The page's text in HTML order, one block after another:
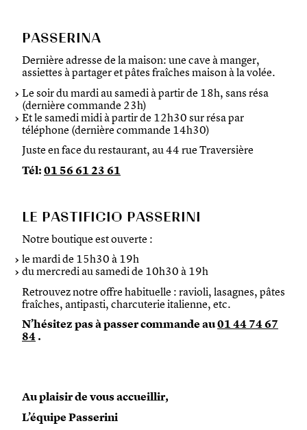
PASSERINA
Dernière adresse de la maison: une cave à manger,
assiettes à partager et pâtes fraîches maison à la volée.
Le soir du mardi au samedi à partir de 18h, sans résa
(dernière commande 23h)
Et le samedi midi à partir de 12h30 sur résa par
téléphone (dernière commande 14h30)
Juste en face du restaurant, au 44 rue Traversière
Tél:01 56 61 23 61
LE PASTIFICIO PASSERINI
Notre boutique est ouverte :
le mardi de 15h30 à 19h
du mercredi au samedi de 10h30 à 19h
Retrouvez notre offre habituelle : ravioli, lasagnes, pâtes
fraîches, antipasti, charcuterie italienne, etc.
N’hésitez pas à passer commande au01 44 74 67
84.
Au plaisir de vous accueillir,
L’équipe Passerini